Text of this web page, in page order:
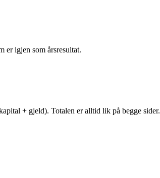
er igjen som årsresultat.
+ gjeld). Totalen er alltid lik på begge sider.